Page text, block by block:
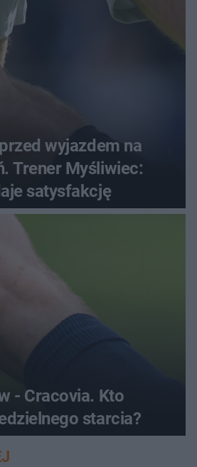
wyjazdem na
Trener Myśliwiec:
satysfakcję
- Cracovia. Kto
starcia?